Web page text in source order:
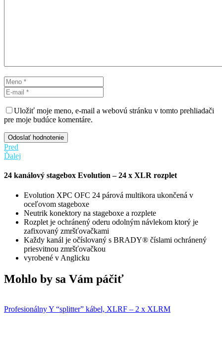
Uložiť moje meno, e-mail a webovú stránku v tomto prehliadači
pre moje budúce komentáre.
Odoslať hodnotenie
Pred
Ďalej
24 kanálový stagebox Evolution – 24 x XLR rozplet
Evolution XPC OFC 24 párová multikora ukončená v
oceľovom stageboxe
Neutrik konektory na stageboxe a rozplete
Rozplet je ochránený oderu odolným návlekom ktorý je
zafixovaný zmršťovačkami
Každy kanál je očíslovaný s BRADY® číslami ochránený
priesvitnou zmršťovačkou
vyrobené v Anglicku
Mohlo by sa Vám páčiť
Profesionálny Y “splitter” kábel, XLRF – 2 x XLRM